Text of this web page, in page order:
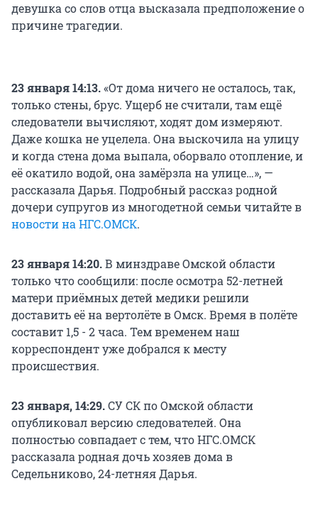
девушка со слов отца высказала предположение о
причине трагедии.
23 января 14:13.«От дома ничего не осталось, так,
только стены, брус. Ущерб не считали, там ещё
следователи вычисляют, ходят дом измеряют.
Даже кошка не уцелела. Она выскочила на улицу
и когда стена дома выпала, оборвало отопление, и
её окатило водой, она замёрзла на улице…», —
рассказала Дарья. Подробный рассказ родной
дочери супругов из многодетной семьи читайте в
новости на НГС.ОМСК.
23 января 14:20.В минздраве Омской области
только что сообщили: после осмотра 52-летней
матери приёмных детей медики решили
доставить её на вертолёте в Омск. Время в полёте
составит 1,5 - 2 часа. Тем временем наш
корреспондент уже добрался к месту
происшествия.
23 января, 14:29.СУ СК по Омской области
опубликовал версию следователей. Она
полностью совпадает с тем, что НГС.ОМСК
рассказала родная дочь хозяев дома в
Седельниково, 24-летняя Дарья.